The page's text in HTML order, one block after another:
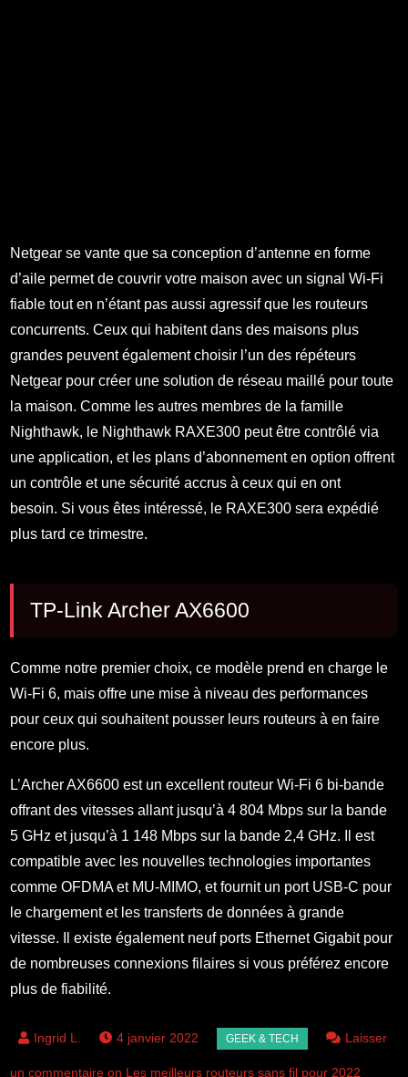
Netgear se vante que sa conception d’antenne en forme
d’aile permet de couvrir votre maison avec un signal Wi-Fi
fiable tout en n’étant pas aussi agressif que les routeurs
concurrents. Ceux qui habitent dans des maisons plus
grandes peuvent également choisir l’un des répéteurs
Netgear pour créer une solution de réseau maillé pour toute
la maison. Comme les autres membres de la famille
Nighthawk, le Nighthawk RAXE300 peut être contrôlé via
une application, et les plans d’abonnement en option offrent
un contrôle et une sécurité accrus à ceux qui en ont
besoin. Si vous êtes intéressé, le RAXE300 sera expédié
plus tard ce trimestre.
TP-Link Archer AX6600
Comme notre premier choix, ce modèle prend en charge le
Wi-Fi 6, mais offre une mise à niveau des performances
pour ceux qui souhaitent pousser leurs routeurs à en faire
encore plus.
L’Archer AX6600 est un excellent routeur Wi-Fi 6 bi-bande
offrant des vitesses allant jusqu’à 4 804 Mbps sur la bande
5 GHz et jusqu’à 1 148 Mbps sur la bande 2,4 GHz. Il est
compatible avec les nouvelles technologies importantes
comme OFDMA et MU-MIMO, et fournit un port USB-C pour
le chargement et les transferts de données à grande
vitesse. Il existe également neuf ports Ethernet Gigabit pour
de nombreuses connexions filaires si vous préférez encore
plus de fiabilité.
4 janvier 2022 Laisser
un commentaire on Les meilleurs routeurs sans fil pour 2022